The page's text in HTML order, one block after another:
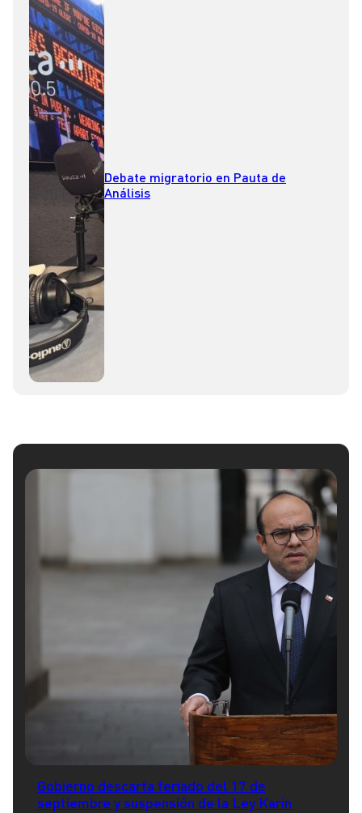
Debate migratorio en Pauta de
Análisis
Gobierno descarta feriado del 17 de
septiembre y suspensión de la Ley Karin